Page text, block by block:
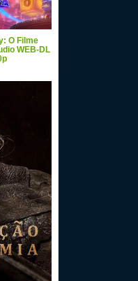
O Filme
WEB-DL